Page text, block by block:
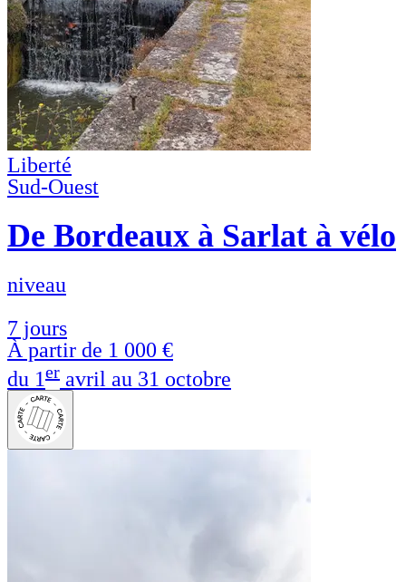
Liberté
Sud-Ouest
De Bordeaux à Sarlat à vélo
niveau
7 jours
À partir de 1 000 €
du 1er avril au 31 octobre